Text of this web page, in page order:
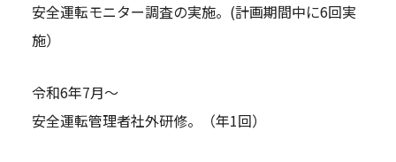
安全運転モニター調査の実施。(計画期間中に6回実
施）
令和6年7月～
安全運転管理者社外研修。（年1回）